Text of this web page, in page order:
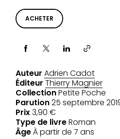
ACHETER
Partager via
Auteur Adrien Cadot
Éditeur Thierry Magnier
CollectionPetite Poche
Parution25 septembre
Prix3,90 €
Type de livreRoman
ÂgeÀ partir de 7 ans